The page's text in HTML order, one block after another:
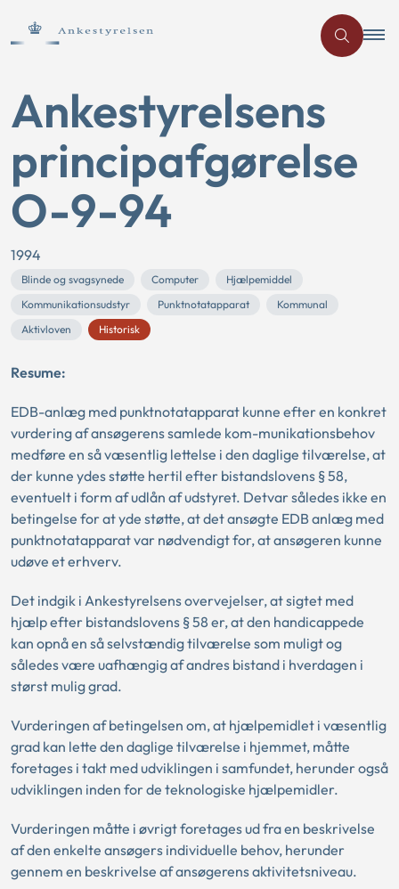
Ankestyrelsens
principafgørelse
O-9-94
1994
Blinde og svagsynede Computer
Hjælpemiddel
Kommunikationsudstyr
Punktnotatapparat
Kommunal
Aktivloven
Historisk
Resume:
EDB-anlæg med punktnotatapparat kunne efter en konkret
vurdering af ansøgerens samlede kom-munikationsbehov
medføre en så væsentlig lettelse i den daglige tilværelse, at
der kunne ydes støtte hertil efter bistandslovens § 58,
eventuelt i form af udlån af udstyret. Detvar således ikke en
betingelse for at yde støtte, at det ansøgte EDB anlæg med
punktnotatapparat var nødvendigt for, at ansøgeren kunne
udøve et erhverv.
Det indgik i Ankestyrelsens overvejelser, at sigtet med
hjælp efter bistandslovens § 58 er, at den handicappede
kan opnå en så selvstændig tilværelse som muligt og
således være uafhængig af andres bistand i hverdagen i
størst mulig grad.
Vurderingen af betingelsen om, at hjælpemidlet i væsentlig
grad kan lette den daglige tilværelse i hjemmet, måtte
foretages i takt med udviklingen i samfundet, herunder også
udviklingen inden for de teknologiske hjælpemidler.
Vurderingen måtte i øvrigt foretages ud fra en beskrivelse
af den enkelte ansøgers individuelle behov, herunder
gennem en beskrivelse af ansøgerens aktivitetsniveau.